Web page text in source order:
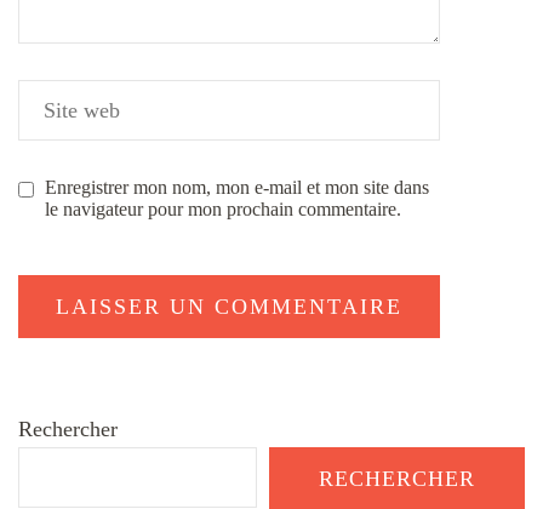
Enregistrer mon nom, mon e-mail et mon site dans
le navigateur pour mon prochain commentaire.
Rechercher
RECHERCHER